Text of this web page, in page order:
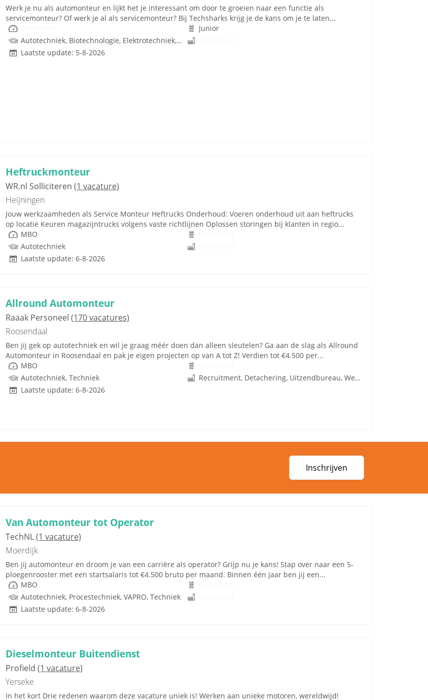
Werk je nu als automonteur en lijkt het je interessant om door te groeien naar een functie als
servicemonteur? Of werk je al als servicemonteur? Bij Techsharks krijg je de kans om je te laten...
Junior
Autotechniek, Biotechnologie, Elektrotechniek, Mechatronica, Werktuigbouwkunde, Metaal, Techniek, W-Installaties, Rijbewijs
Laatste update: 5-8-2026
Heftruckmonteur
WR.nl Solliciteren (1 vacature)
Heijningen
Jouw werkzaamheden als Service Monteur Heftrucks Onderhoud: Voeren onderhoud uit aan heftrucks
op locatie Keuren magazijntrucks volgens vaste richtlijnen Oplossen storingen bij klanten in regio...
MBO
Autotechniek
Laatste update: 6-8-2026
Allround Automonteur
Raaak Personeel (170 vacatures)
Roosendaal
Ben jij gek op autotechniek en wil je graag méér doen dan alleen sleutelen? Ga aan de slag als Allround
Automonteur in Roosendaal en pak je eigen projecten op van A tot Z! Verdien tot €4.500 per...
MBO
Autotechniek, Techniek
Recruitment, Detachering, Uitzendbureau, Werving en Selectie
Laatste update: 6-8-2026
Inschrijven
Van Automonteur tot Operator
TechNL(1 vacature)
Moerdijk
Ben jij automonteur en droom je van een carrière als operator? Grijp nu je kans! Stap over naar een 5-
ploegenrooster met een startsalaris tot €4.500 bruto per maand. Binnen één jaar ben jij een...
MBO
Autotechniek, Procestechniek, VAPRO, Techniek
Laatste update: 6-8-2026
Dieselmonteur Buitendienst
Profield (1 vacature)
Yerseke
In het kort Drie redenen waarom deze vacature uniek is! Werken aan unieke motoren, wereldwijd!